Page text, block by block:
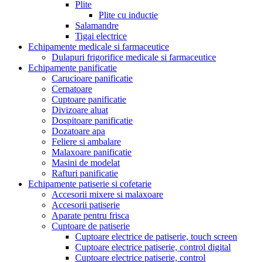
Plite
Plite cu inductie
Salamandre
Tigai electrice
Echipamente medicale si farmaceutice
Dulapuri frigorifice medicale si farmaceutice
Echipamente panificatie
Carucioare panificatie
Cernatoare
Cuptoare panificatie
Divizoare aluat
Dospitoare panificatie
Dozatoare apa
Feliere si ambalare
Malaxoare panificatie
Masini de modelat
Rafturi panificatie
Echipamente patiserie si cofetarie
Accesorii mixere si malaxoare
Accesorii patiserie
Aparate pentru frisca
Cuptoare de patiserie
Cuptoare electrice de patiserie, touch screen
Cuptoare electrice patiserie, control digital
Cuptoare electrice patiserie, control